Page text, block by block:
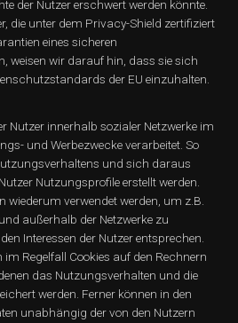
der Nutzer erschwert werden könnte.
die unter dem Privacy-Shield zertifiziert
eines sicheren
weisen wir darauf hin, dass sie sich
der EU einzuhalten.
Nutzer innerhalb sozialer Netzwerke im
und Werbezwecke verarbeitet. So
und sich daraus
Nutzungsprofile erstellt werden.
wiederum verwendet werden, um z.B.
außerhalb der Netzwerke zu
Interessen der Nutzer entsprechen.
im Regelfall Cookies auf den Rechnern
das Nutzungsverhalten und die
werden. Ferner können in den
unabhängig der von den Nutzern